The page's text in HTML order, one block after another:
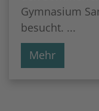
Gymnasium
besucht. ...
Mehr